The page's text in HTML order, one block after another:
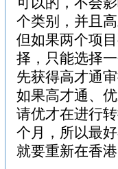
个类别，并且
但如果两个项
择，只能选择
先获得高才通
如果高才通、
请优才在进行
个月，所以最
就要重新在香